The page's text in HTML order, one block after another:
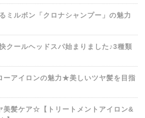
ミルボン「クロナシャンプー」の魅力
クールヘッドスパ始まりました♪3種類
ーアイロンの魅力★美しいツヤ髪を目指
美髪ケア☆【トリートメントアイロン&